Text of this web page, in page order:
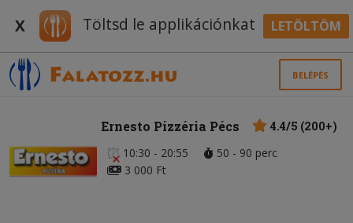
X Töltsd le applikációnkat LETÖLTÖM
BELÉPÉS
Ernesto Pizzéria Pécs
4.4/5 (200+)
10:30 - 20:55
50 - 90 perc
3 000 Ft